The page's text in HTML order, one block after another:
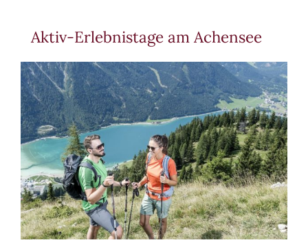
Aktiv-Erlebnistage am Achensee